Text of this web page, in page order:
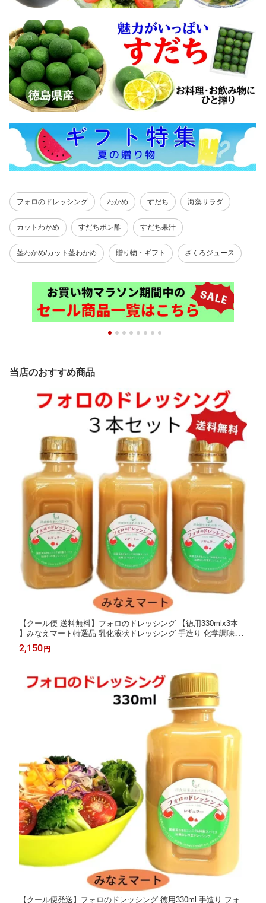
フォロのドレッシング わかめ すだち 海藻サラダ
カットわかめ すだちポン酢 すだち果汁
茎わかめ/カット茎わかめ 贈り物・ギフト ざくろジュース
当店のおすすめ商品
【クール便 送料無料】フォロのドレッシング 【徳用330mlx3本
】みなえマート特選品 乳化液状ドレッシング 手造り 化学調味料
無添加 保存料無添加【サンキュー社】
2,150円
【クール便発送】フォロのドレッシング 徳用330ml 手造り フォ